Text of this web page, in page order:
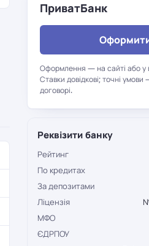
ПриватБанк
Оформлення — на сайті або у
Ставки довідкові; точні
договорі.
Реквізити банку
Рейтинг
По кредитах
За депозитами
Ліцензія
МФО
ЄДРПОУ